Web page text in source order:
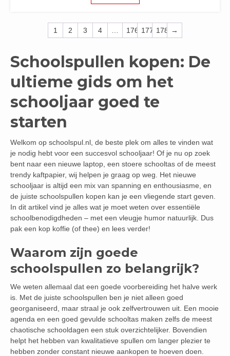
1 2 3 4 176 177 178 →
Schoolspullen kopen: De
ultieme gids om het
schooljaar goed te
starten
Welkom op schoolspul.nl, de beste plek om alles te vinden wat
je nodig hebt voor een succesvol schooljaar! Of je nu op zoek
bent naar een nieuwe laptop, een stoere schooltas of de meest
trendy kaftpapier, wij helpen je graag op weg. Het nieuwe
schooljaar is altijd een mix van spanning en enthousiasme, en
de juiste schoolspullen kopen kan je een vliegende start geven.
In dit artikel vind je alles wat je moet weten over essentiële
schoolbenodigdheden – met een vleugje humor natuurlijk. Dus
pak een kop koffie (of thee) en lees verder!
Waarom zijn goede
schoolspullen zo belangrijk?
We weten allemaal dat een goede voorbereiding het halve werk
is. Met de juiste schoolspullen ben je niet alleen goed
georganiseerd, maar straal je ook zelfvertrouwen uit. Een mooie
agenda en een goed gevulde schooltas maken zelfs de meest
chaotische schooldagen een stuk overzichtelijker. Bovendien
helpt het hebben van kwalitatieve spullen om langer plezier te
hebben zonder constant nieuwe aankopen te hoeven doen.